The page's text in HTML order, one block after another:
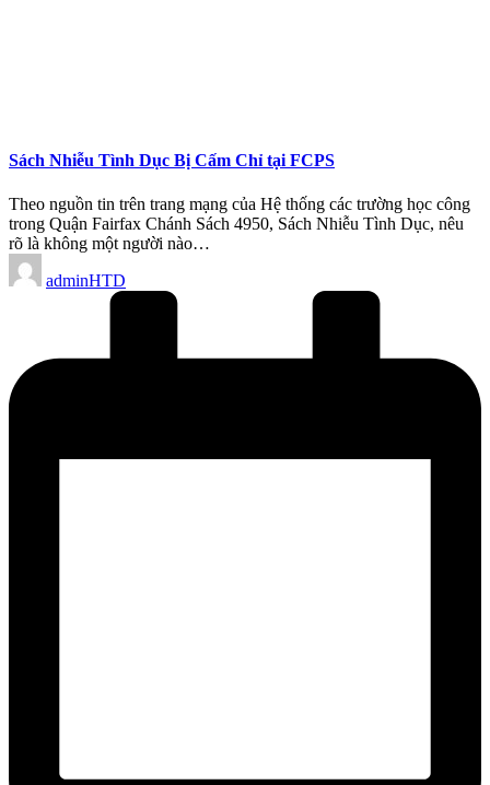
Sách Nhiễu Tình Dục Bị Cấm Chỉ tại FCPS
Theo nguồn tin trên trang mạng của Hệ thống các trường học công
trong Quận Fairfax Chánh Sách 4950, Sách Nhiễu Tình Dục, nêu
rõ là không một người nào…
Posted
by
adminHTD